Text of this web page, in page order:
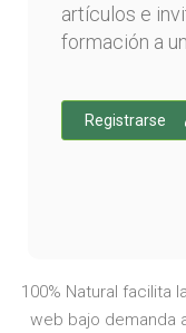
artículos e
formación a
Registrarse
100% Natural facilita
web bajo demanda